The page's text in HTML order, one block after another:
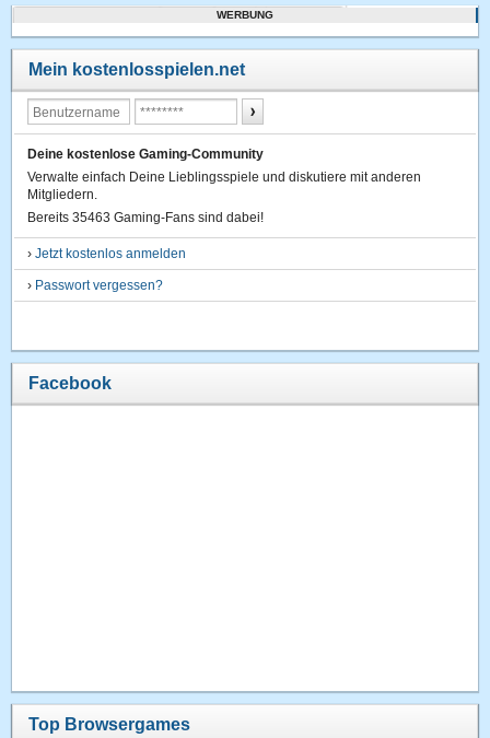
WERBUNG
Mein kostenlosspielen.net
Deine kostenlose Gaming-Community
Verwalte einfach Deine Lieblingsspiele und diskutiere mit anderen
Mitgliedern.
Bereits 35463 Gaming-Fans sind dabei!
›Jetzt kostenlos anmelden
› Passwort vergessen?
Facebook
Top Browsergames